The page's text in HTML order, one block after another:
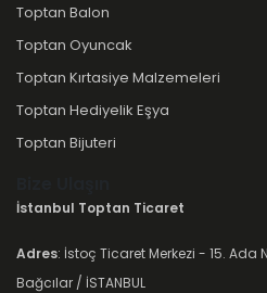
Toptan Balon
Toptan Oyuncak
Toptan Kırtasiye Malzemeleri
Toptan Hediyelik Eşya
Toptan Bijuteri
İstanbul Toptan Ticaret
Adres: İstoç Ticaret Merkezi - 15.
Bağcılar / İSTANBUL